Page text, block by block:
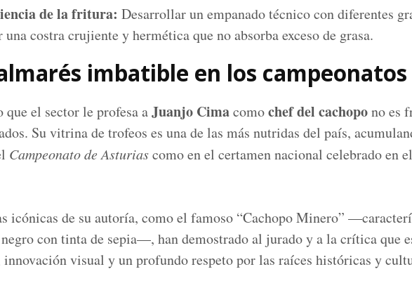
de la fritura: Desarrollar un empanado técnico con diferentes
una costra crujiente y hermética que no absorba exceso de grasa.
imbatible en los
que el sector le profesa aJuanjo Cimacomochef del cachopono es
Su vitrina de trofeos es una de las más nutridas del país,
Campeonato de Asturiascomo en el certamen nacional celebrado en
icónicas de su autoría, como el famoso “Cachopo Minero”
con tinta de sepia—, han demostrado al jurado y a la crítica que
visual y un profundo respeto por las raíces históricas y